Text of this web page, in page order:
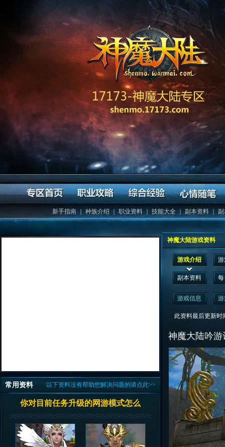
新手指南 种族介绍 ｜ 职业资料 ｜技能大全｜ 副本资料 ｜
以下资料没有帮助您解决问题的请点此>>
常用资料
你对目前任务升级的网游模式怎么
神魔大陆游戏资料
游戏介绍
副本资料
游戏信息
此资料最后更新时
神魔大陆吟